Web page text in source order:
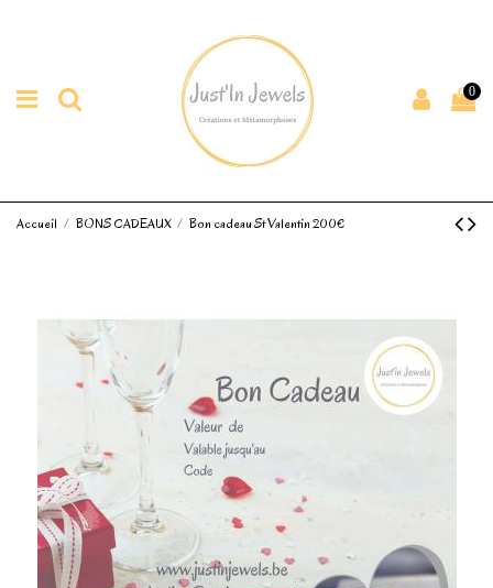
0
Accueil BONS CADEAUX Bon cadeau St Valentin 200€